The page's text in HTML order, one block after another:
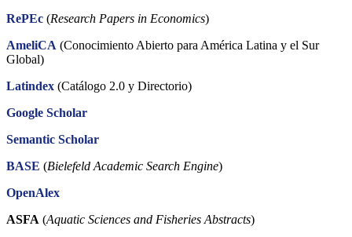
RePEc (Research Papers in Economics)
AmeliCA (Conocimiento Abierto para América Latina y el Sur
Global)
Latindex (Catálogo 2.0 y Directorio)
Google Scholar
Semantic Scholar
BASE (Bielefeld Academic Search Engine)
OpenAlex
ASFA (Aquatic Sciences and Fisheries Abstracts)